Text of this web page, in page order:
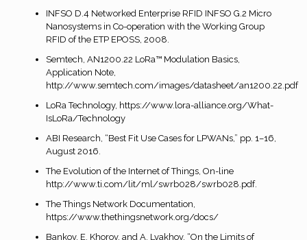
INFSO D.4 Networked Enterprise RFID INFSO G.2 Micro
Nanosystems in Co-operation with the Working Group
RFID of the ETP EPOSS, 2008.
Semtech, AN1200.22 LoRa™ Modulation Basics,
Application Note,
http://www.semtech.com/images/datasheet/an1200.22.pdf
LoRa Technology, https://www.lora-alliance.org/What-
IsLoRa/Technology
ABI Research, “Best Fit Use Cases for LPWANs,” pp. 1–16,
August 2016.
The Evolution of the Internet of Things, On-line
http://www.ti.com/lit/ml/swrb028/swrb028.pdf.
The Things Network Documentation,
https://www.thethingsnetwork.org/docs/
Bankov, E. Khorov, and A. Lyakhov, “On the Limits of